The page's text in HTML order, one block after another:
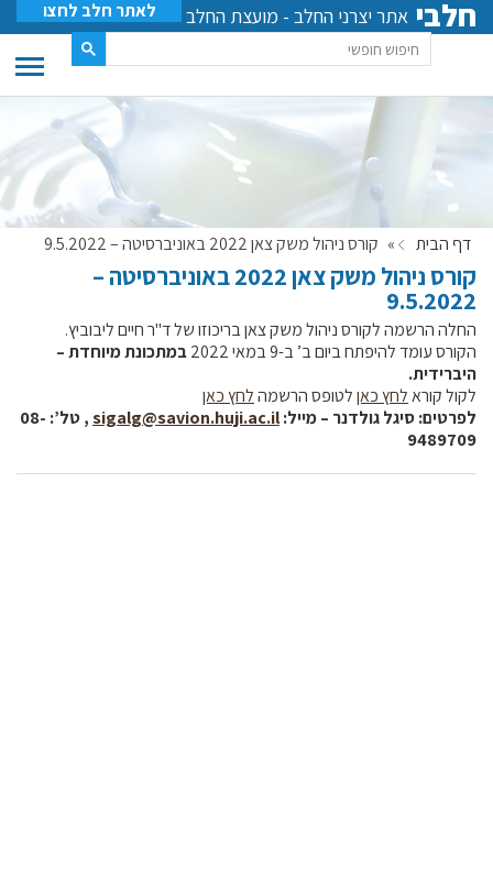
חלבי אתר יצרני החלב - מועצת החלב לאתר חלב לחצו
דף הבית » קורס ניהול משק צאן 2022 באוניברסיטה – 9.5.2022
קורס ניהול משק צאן 2022 באוניברסיטה –
9.5.2022
החלה הרשמה לקורס ניהול משק צאן בריכוזו של ד"ר חיים ליבוביץ.
הקורס עומד להיפתח ביום ב’ ב-9 במאי 2022
במתכונת מיוחדת–
היברידית.
לקול קוראלחץ כאןלטופס הרשמהלחץ כאן
לפרטים: סיגל גולדנר – מייל:sigalg@savion.huji.ac.il
, טל’: 08-
9489709